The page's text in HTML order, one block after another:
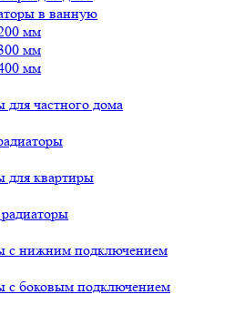
в ванную
мм
мм
мм
для частного дома
для квартиры
с нижним подключением
с боковым подключением